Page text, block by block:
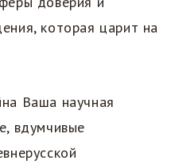
которая царит на
Ваша научная
вдумчивые